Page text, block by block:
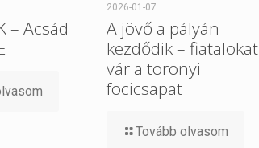
– Acsád
2026-01-07
A jövő a pályán
kezdődik – fiatalokat
vár a toronyi
focicsapat
Tovább olvasom